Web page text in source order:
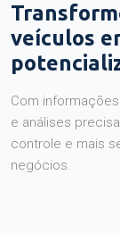
veículos
Com
e análises
controle e mais
negócios.